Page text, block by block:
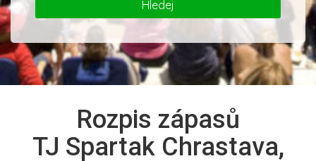
Rozpis zápasů
TJ Spartak Chrastava,